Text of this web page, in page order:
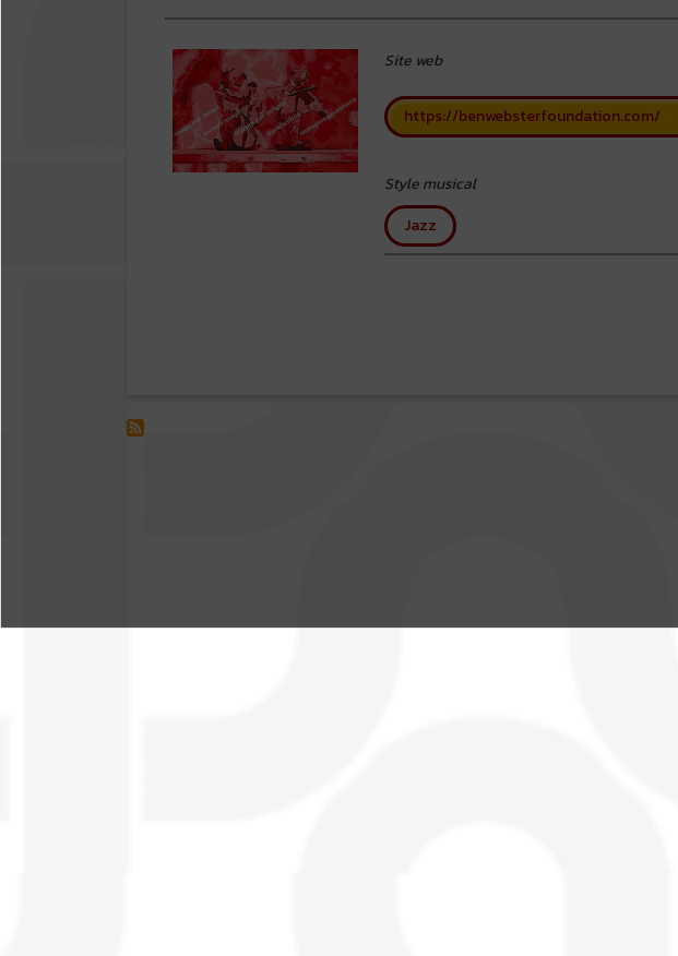
Site web
https://benwebsterfoundation.com/
Style musical
Jazz